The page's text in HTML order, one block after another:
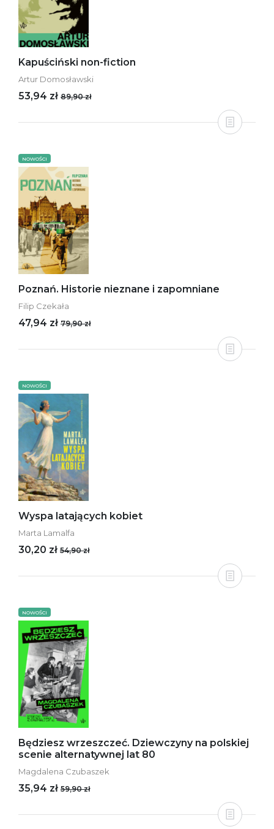
Kapuściński non-fiction
Artur Domosławski
53,94 zł 89,90 zł
NOWOŚCI
Poznań. Historie nieznane i zapomniane
Filip Czekała
47,94 zł 79,90 zł
NOWOŚCI
Wyspa latających kobiet
Marta Lamalfa
30,20 zł 54,90 zł
NOWOŚCI
Będziesz wrzeszczeć. Dziewczyny na polskiej
scenie alternatywnej lat 80
Magdalena Czubaszek
35,94 zł 59,90 zł